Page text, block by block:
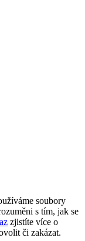
soubory
s tím, jak se
zjistíte více o
či zakázat.